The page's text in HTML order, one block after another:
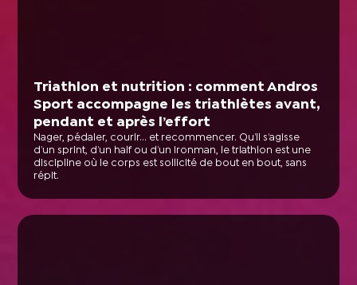
Triathlon et nutrition : comment Andros
Sport accompagne les triathlètes avant,
pendant et après l’effort
Nager, pédaler, courir… et recommencer. Qu’il s’agisse
d’un sprint, d’un half ou d’un Ironman, le triathlon est une
discipline où le corps est sollicité de bout en bout, sans
répit.